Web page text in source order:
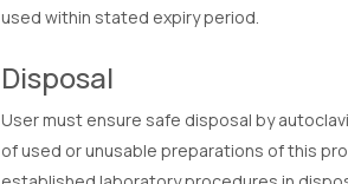
used within stated expiry period.
Disposal
User must ensure safe disposal by
of used or unusable preparations of this